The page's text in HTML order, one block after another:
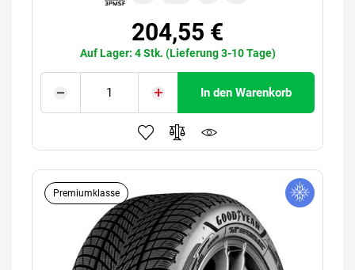
204,55 €
Auf Lager: 4 Stk. (Lieferung 3-10 Tage)
In den Warenkorb
Premiumklasse